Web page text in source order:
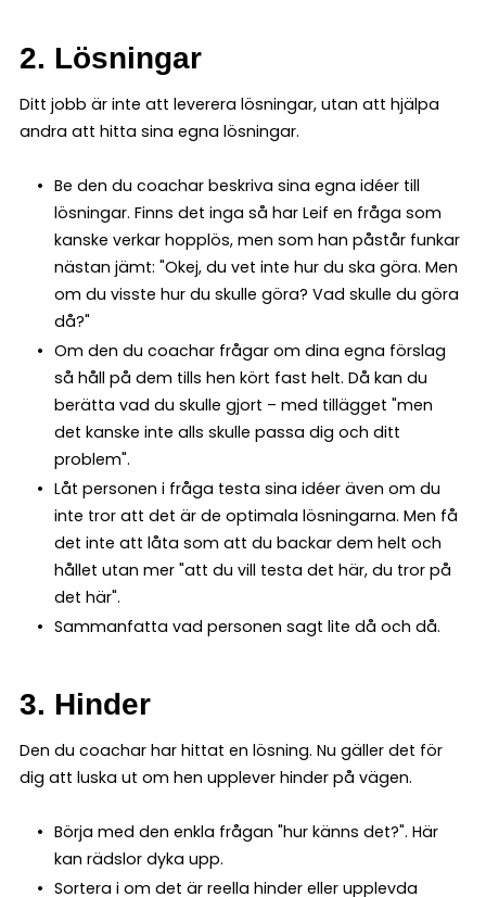
2. Lösningar
Ditt jobb är inte att leverera lösningar, utan att hjälpa
andra att hitta sina egna lösningar.
Be den du coachar beskriva sina egna idéer till
lösningar. Finns det inga så har Leif en fråga som
kanske verkar hopplös, men som han påstår funkar
nästan jämt: "Okej, du vet inte hur du ska göra. Men
om du visste hur du skulle göra? Vad skulle du göra
då?"
Om den du coachar frågar om dina egna förslag
så håll på dem tills hen kört fast helt. Då kan du
berätta vad du skulle gjort – med tillägget "men
det kanske inte alls skulle passa dig och ditt
problem".
Låt personen i fråga testa sina idéer även om du
inte tror att det är de optimala lösningarna. Men få
det inte att låta som att du backar dem helt och
hållet utan mer "att du vill testa det här, du tror på
det här".
Sammanfatta vad personen sagt lite då och då.
3. Hinder
Den du coachar har hittat en lösning. Nu gäller det för
dig att luska ut om hen upplever hinder på vägen.
Börja med den enkla frågan "hur känns det?". Här
kan rädslor dyka upp.
Sortera i om det är reella hinder eller upplevda